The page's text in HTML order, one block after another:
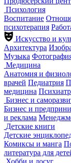
Психология
Воспитание
психотерапия
Искусство и
Архитектура
Музыка
Медицина
Анатомия и
врачей Педиатрия
медицина
Бизнес и
Бизнес и
и реклама
Детские книги
Детские
Комиксы и манга
литература для
Хобби и досуг